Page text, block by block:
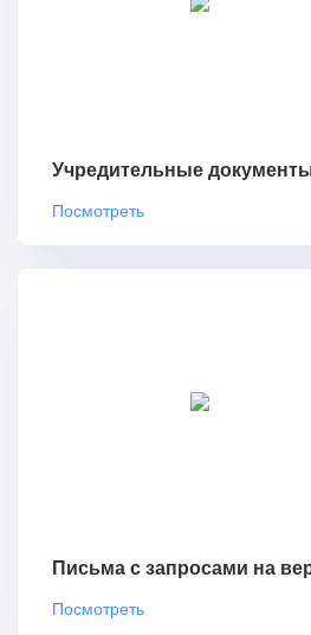
Учредительные
Посмотреть
Письма с запросами на
Посмотреть